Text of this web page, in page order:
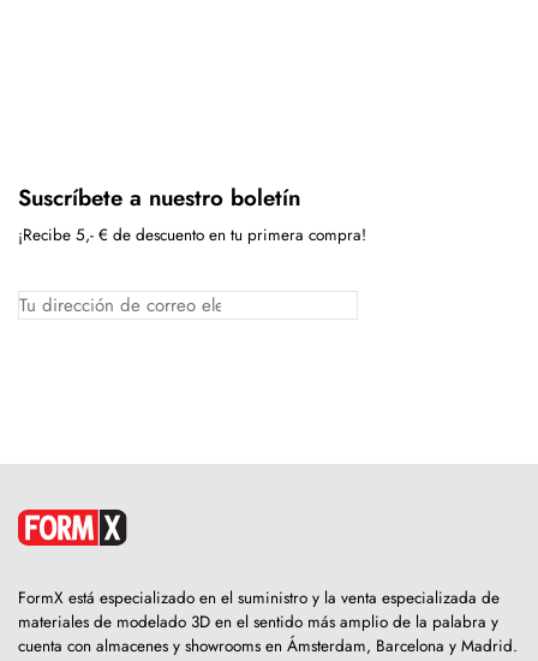
Suscríbete a nuestro boletín
¡Recibe 5,- € de descuento en tu primera compra!
FormX está especializado en el suministro y la venta especializada de
materiales de modelado 3D en el sentido más amplio de la palabra y
cuenta con almacenes y showrooms en Ámsterdam, Barcelona y Madrid.